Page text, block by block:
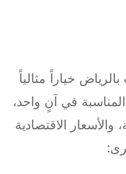
خياراً مثالياً
في آنٍ واحد،
الاقتصادية